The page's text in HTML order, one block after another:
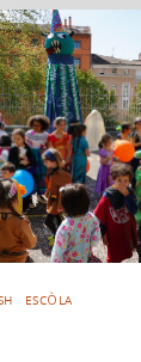
ESCÒLA